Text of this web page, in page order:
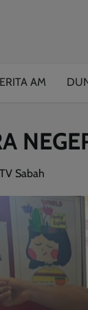
AM
TV Sabah